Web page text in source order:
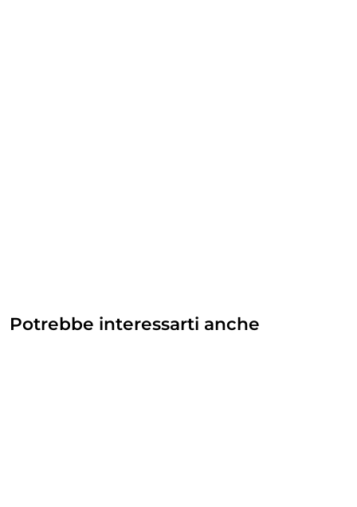
Potrebbe interessarti anche